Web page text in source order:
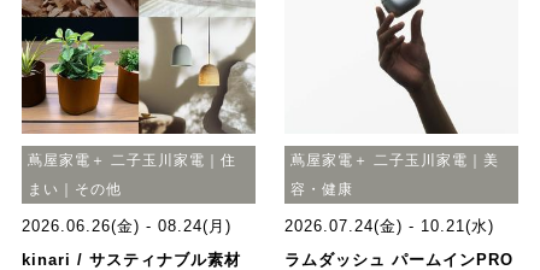
蔦屋家電＋ 二子玉川家電｜住
まい｜その他
2026.06.26(金) - 08.24(月)
kinari / サスティナブル素材
蔦屋家電＋ 二子玉川家電｜美
容・健康
2026.07.24(金) - 10.21(水)
ラムダッシュ パームインPRO